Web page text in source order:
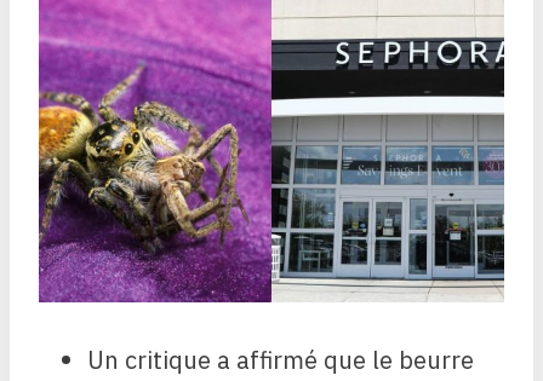
Un critique a affirmé que le beurre